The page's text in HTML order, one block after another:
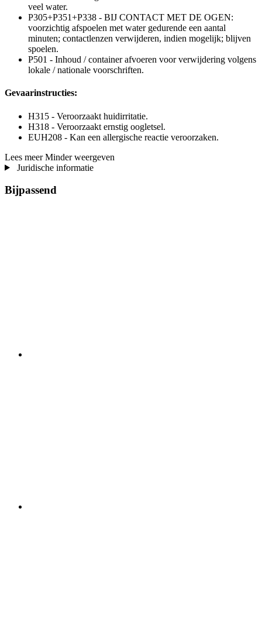
veel water.
P305+P351+P338 - BIJ CONTACT MET DE OGEN:
voorzichtig afspoelen met water gedurende een aantal
minuten; contactlenzen verwijderen, indien mogelijk; blijven
spoelen.
P501 - Inhoud / container afvoeren voor verwijdering volgens
lokale / nationale voorschriften.
Gevaarinstructies:
H315 - Veroorzaakt huidirritatie.
H318 - Veroorzaakt ernstig oogletsel.
EUH208 - Kan een allergische reactie veroorzaken.
Lees meer Minder weergeven
Juridische informatie
Bijpassend